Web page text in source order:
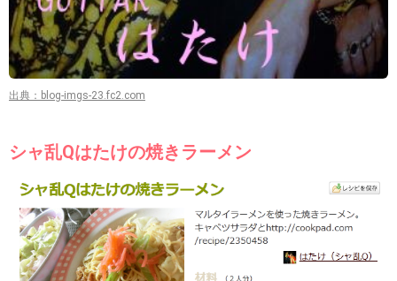
出典：blog-imgs-23.fc2.com
シャ乱Qはたけの焼きラーメン